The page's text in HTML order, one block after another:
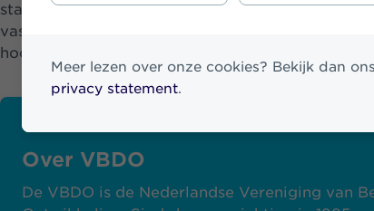
Meer lezen over onze cookies? Bekijk dan ons
privacy statement.
stappen gezet op het gebied van geo spatial
vastgesteld welke bedrijven in onze portfolio
hoog risico op extreme droogte of gebieden
Over VBDO
De VBDO is de Nederlandse Vereniging van